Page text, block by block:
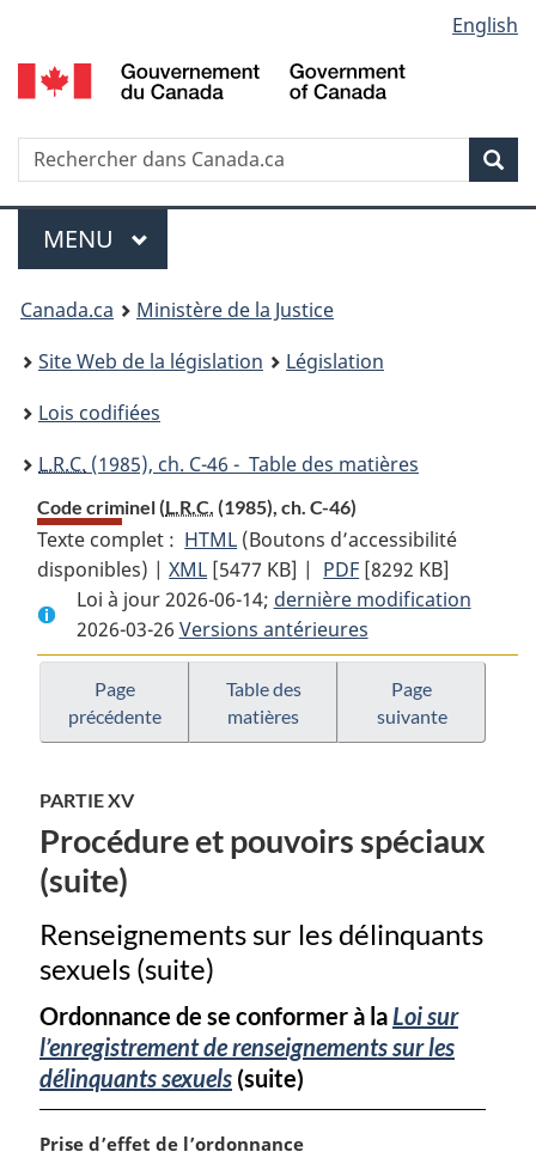
au
contenu
propos
de
la
HTML
simplifiée
selection
English
Recherche
Menu
MENU PRINCIPAL
You
are
here:
Canada.ca
Ministère de la Justice
Site Web de la législation
Législation
Lois codifiées
L.R.C. (1985), ch. C-46 - Table des matières
Code criminel (L.R.C. (1985), ch. C-46)
Texte complet : HTML Texte
complet
:
Code
criminel
(Boutons d’accessibilité
disponibles) |XML Texte
complet
:
Code
criminel
[5477 KB] | PDF Texte
complet
:
Code
criminel
[8292 KB]
Loi à jour 2026-06-14; dernière modification
2026-03-26 Versions antérieures
Page
précédente
Table des
matières
Page
suivante
PARTIE XV
Procédure et pouvoirs spéciaux
(suite)
Renseignements sur les délinquants
sexuels (suite)
Ordonnance de se conformer à laLoi sur
l’enregistrement de renseignements sur les
délinquants sexuels (suite)
N
Prise d’effet de l’ordonnance